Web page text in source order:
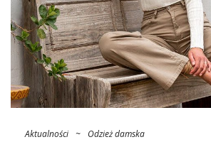
Aktualności ~ Odzież damska